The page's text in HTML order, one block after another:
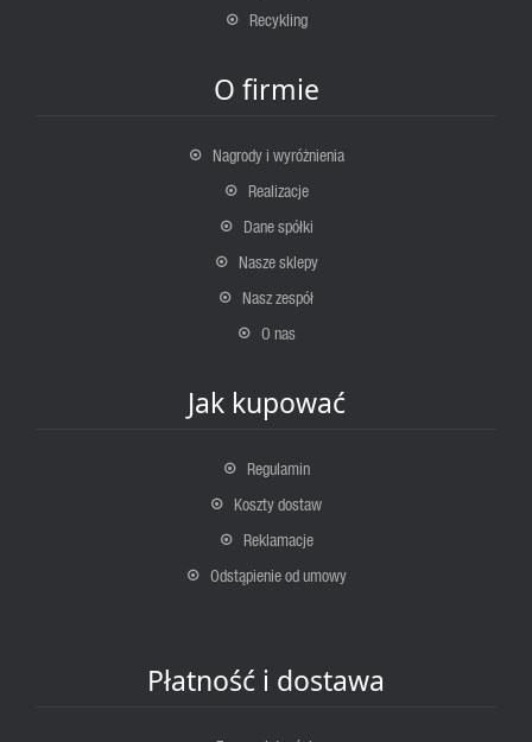
Recykling
O firmie
Nagrody i wyróżnienia
Realizacje
Dane spółki
Nasze sklepy
Nasz zespół
O nas
Jak kupować
Regulamin
Koszty dostaw
Reklamacje
Odstąpienie od umowy
Płatność i dostawa